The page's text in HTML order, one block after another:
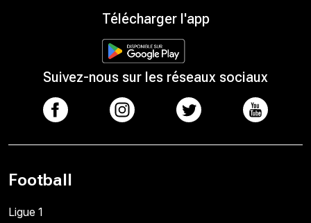
Télécharger l'app
Suivez-nous sur les réseaux sociaux
Football
Ligue 1